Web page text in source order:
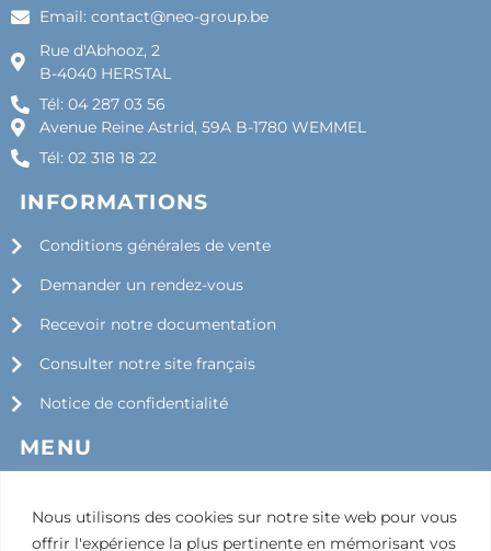
Nous utilisons des cookies sur notre site web pour vous
offrir l'expérience la plus pertinente en mémorisant vos
Email: contact@neo-group.be
Rue d'Abhooz, 2
B-4040 HERSTAL
Tél: 04 287 03 56
Avenue Reine Astrid, 59A B-1780 WEMMEL
Tél: 02 318 18 22
INFORMATIONS
Conditions générales de vente
Demander un rendez-vous
Recevoir notre documentation
Consulter notre site français
Notice de confidentialité
MENU